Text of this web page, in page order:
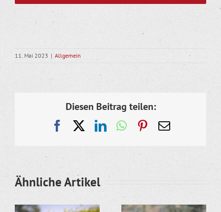
11. Mai 2023 | Allgemein
Diesen Beitrag teilen:
FacebookLinkedInWhatsApp
Pinterest
E-
Ähnliche Artikel